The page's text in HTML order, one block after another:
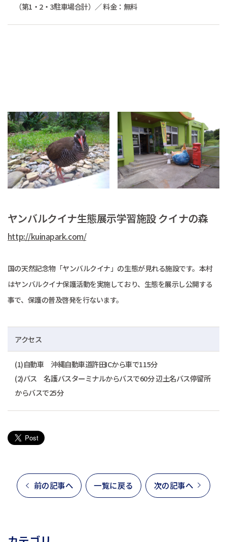
（第1・2・3駐車場合計）／ 料金：無料
ヤンバルクイナ生態展示学習施設 クイナの森
http://kuinapark.com/
国の天然記念物「ヤンバルクイナ」の生態が見れる施設です。本村
はヤンバルクイナ保護活動を実施しており、生態を展示し公開する
事で、保護の普及啓発を行ないます。
アクセス
(1)自動車 沖縄自動車道許田ICから車で115分
(2)バス 名護バスターミナルからバスで60分 辺土名バス停留所
からバスで25分
前の記事へ 一覧に戻る 次の記事へ